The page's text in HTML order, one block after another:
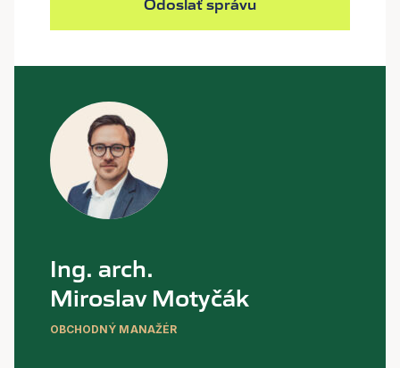
Odoslať správu
Ing. arch.
Miroslav Motyčák
OBCHODNÝ MANAŽÉR